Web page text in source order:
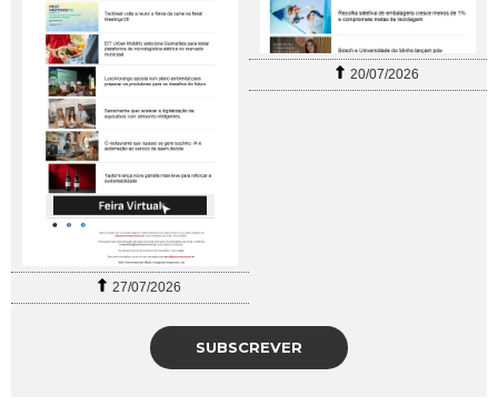
27/07/2026
20/07/2026
SUBSCREVER